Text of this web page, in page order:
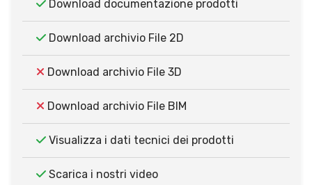
Download documentazione prodotti
Download archivio File 2D
Download archivio File 3D
Download archivio File BIM
Visualizza i dati tecnici dei prodotti
Scarica i nostri video